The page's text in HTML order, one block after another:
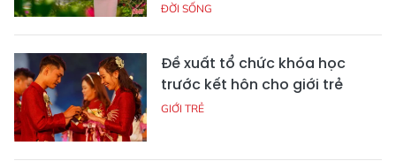
ĐỜI SỐNG
Đề xuất tổ chức khóa học
trước kết hôn cho giới trẻ
GIỚI TRẺ